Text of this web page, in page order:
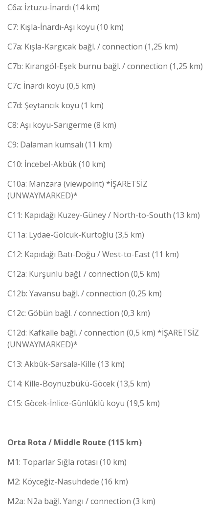
C6a: İztuzu-İnardı (14 km)
C7: Kışla-İnardı-Aşı koyu (10 km)
C7a: Kışla-Kargıcak bağl. / connection (1,25 km)
C7b: Kırangöl-Eşek burnu bağl. / connection (1,25 km)
C7c: İnardı koyu (0,5 km)
C7d: Şeytancık koyu (1 km)
C8: Aşı koyu-Sarıgerme (8 km)
C9: Dalaman kumsalı (11 km)
C10: İncebel-Akbük (10 km)
C10a: Manzara (viewpoint) *İŞARETSİZ
(UNWAYMARKED)*
C11: Kapıdağı Kuzey-Güney / North-to-South (13 km)
C11a: Lydae-Gölcük-Kurtoğlu (3,5 km)
C12: Kapıdağı Batı-Doğu / West-to-East (11 km)
C12a: Kurşunlu bağl. / connection (0,5 km)
C12b: Yavansu bağl. / connection (0,25 km)
C12c: Göbün bağl. / connection (0,3 km)
C12d: Kafkalle bağl. / connection (0,5 km) *İŞARETSİZ
(UNWAYMARKED)*
C13: Akbük-Sarsala-Kille (13 km)
C14: Kille-Boynuzbükü-Göcek (13,5 km)
C15: Göcek-İnlice-Günlüklü koyu (19,5 km)
Orta Rota / Middle Route (115 km)
M1: Toparlar Sığla rotası (10 km)
M2: Köyceğiz-Nasuhdede (16 km)
M2a: N2a bağl. Yangı / connection (3 km)